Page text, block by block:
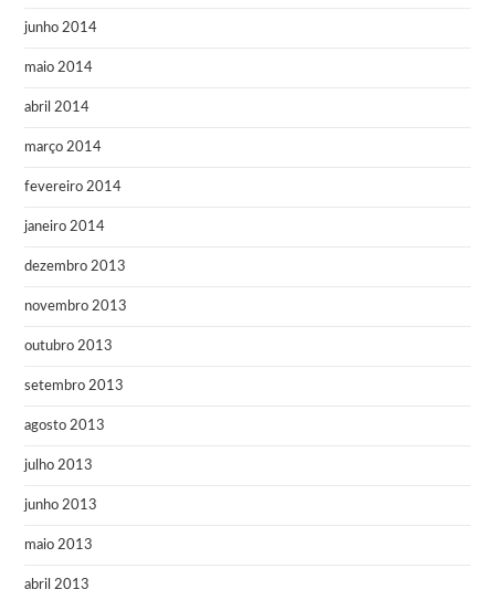
junho 2014
maio 2014
abril 2014
março 2014
fevereiro 2014
janeiro 2014
dezembro 2013
novembro 2013
outubro 2013
setembro 2013
agosto 2013
julho 2013
junho 2013
maio 2013
abril 2013